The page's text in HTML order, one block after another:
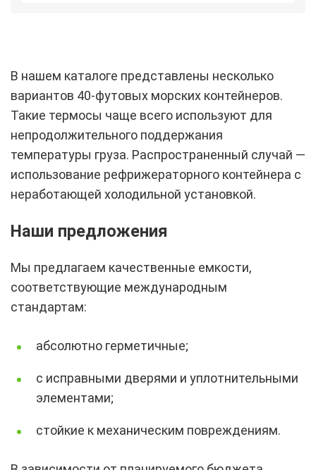
В нашем каталоге представлены несколько
вариантов 40-футовых морских контейнеров.
Такие термосы чаще всего используют для
непродолжительного поддержания
температуры груза. Распространенный случай —
использование рефрижераторного контейнера с
неработающей холодильной установкой.
Наши предложения
Мы предлагаем качественные емкости,
соответствующие международным
стандартам:
абсолютно герметичные;
с исправными дверями и уплотнительными
элементами;
стойкие к механическим повреждениям.